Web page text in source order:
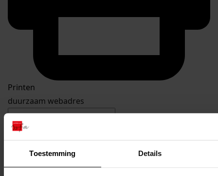
Toestemming Details
Printen
duurzaam webadres
Inventaris